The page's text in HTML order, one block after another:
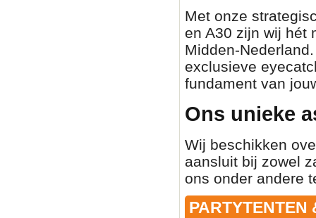
Met onze
en A30 zijn wij hét
Midden-
exclusieve
fundament van
Ons unieke
Wij beschikken
aansluit bij zowel
ons onder andere
PARTYTENTEN